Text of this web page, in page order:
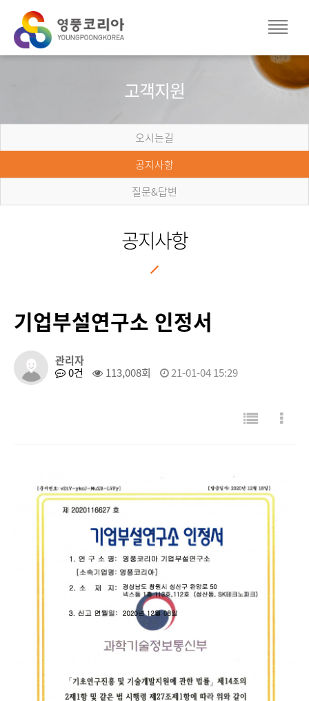
고객지원
오시는길
공지사항
질문&답변
공지사항
기업부설연구소 인정서
관리자
0건
113,008회 21-01-04 15:29